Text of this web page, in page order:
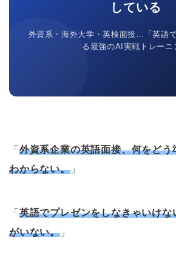
している
外資系・海外大学・英検面接…「英語
る最強のAI実戦トレーニ
「 外資系企業の英語面接、何をどう
わからない。」
「 英語でプレゼンをしなきゃいけな
がいない。 」